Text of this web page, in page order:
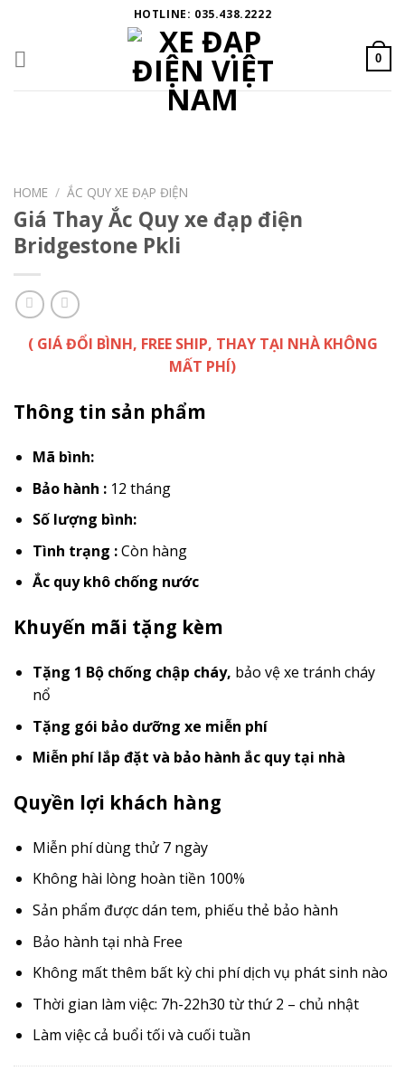
content
HOTLINE: 035.438.2222
0
HOME / ẮC QUY XE ĐẠP ĐIỆN
Giá Thay Ắc Quy xe đạp điện
Bridgestone Pkli
( GIÁ ĐỔI BÌNH, FREE SHIP, THAY TẠI NHÀ KHÔNG
MẤT PHÍ)
Thông tin sản phẩm
Mã bình:
Bảo hành : 12 tháng
Số lượng bình:
Tình trạng :Còn hàng
Ắc quy khô chống nước
Khuyến mãi tặng kèm
Tặng 1 Bộ chống chập cháy, bảo vệ xe tránh cháy
nổ
Tặng gói bảo dưỡng xe miễn phí
Miễn phí lắp đặt và bảo hành ắc quy tại nhà
Quyền lợi khách hàng
Miễn phí dùng thử 7 ngày
Không hài lòng hoàn tiền 100%
Sản phẩm được dán tem, phiếu thẻ bảo hành
Bảo hành tại nhà Free
Không mất thêm bất kỳ chi phí dịch vụ phát sinh nào
Thời gian làm việc: 7h-22h30 từ thứ 2 – chủ nhật
Làm việc cả buổi tối và cuối tuần